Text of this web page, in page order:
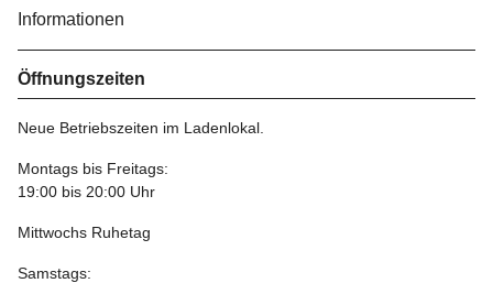
Informationen
Öffnungszeiten
Neue Betriebszeiten im Ladenlokal.
Montags bis Freitags:
19:00 bis 20:00 Uhr
Mittwochs Ruhetag
Samstags: